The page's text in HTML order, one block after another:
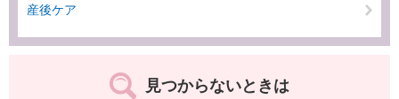
産後ケア
見つからないときは